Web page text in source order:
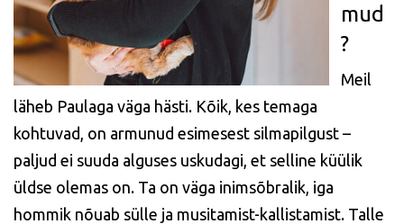
mud
?
Meil
läheb Paulaga väga hästi. Kõik, kes temaga
kohtuvad, on armunud esimesest silmapilgust –
paljud ei suuda alguses uskudagi, et selline küülik
üldse olemas on. Ta on väga inimsõbralik, iga
hommik nõuab sülle ja musitamist-kallistamist. Talle